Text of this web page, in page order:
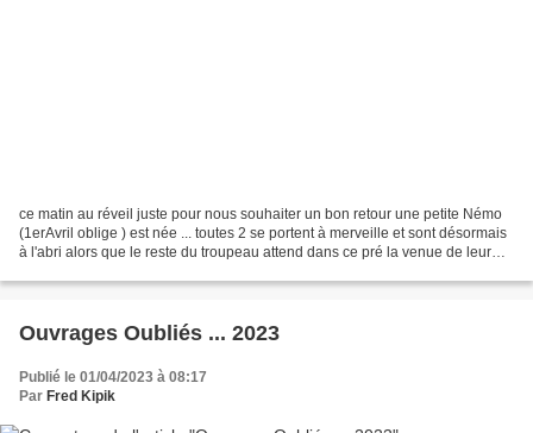
ce matin au réveil juste pour nous souhaiter un bon retour une petite Némo
(1erAvril oblige ) est née ... toutes 2 se portent à merveille et sont désormais
à l'abri alors que le reste du troupeau attend dans ce pré la venue de leur
Ouvrages Oubliés ... 2023
Publié le 01/04/2023 à 08:17
Par Fred Kipik